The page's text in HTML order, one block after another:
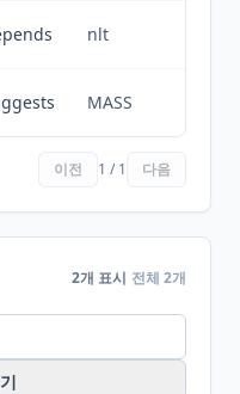
nlt
MASS
이전 1 / 1 다음
2개 표시 전체 2개